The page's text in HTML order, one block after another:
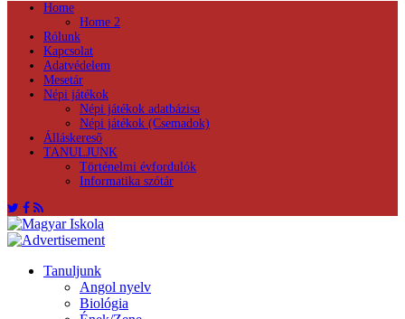
Home
Home 2
Rólunk
Kapcsolat
Adatvédelem
Mesetár
Népi játékok
Népi játékok adatbázisa
Népi játékok (Csemadok)
Álláskereső
TANULJUNK
Történelmi évfordulók
Informatika szótár
Tanuljunk
Angol nyelv
Biológia